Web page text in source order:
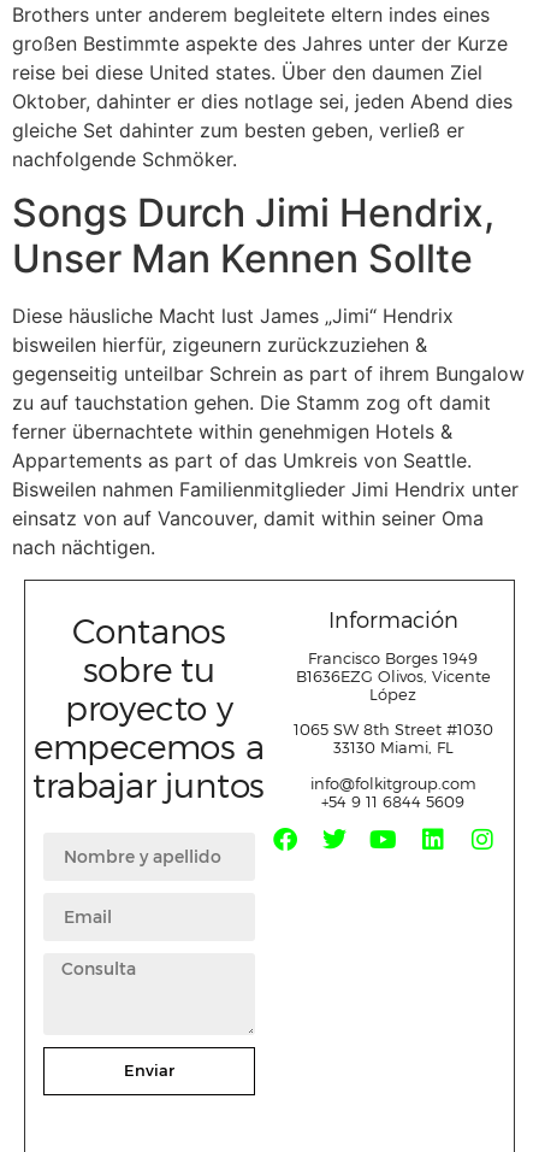
Brothers unter anderem begleitete eltern indes eines
großen Bestimmte aspekte des Jahres unter der Kurze
reise bei diese United states. Über den daumen Ziel
Oktober, dahinter er dies notlage sei, jeden Abend dies
gleiche Set dahinter zum besten geben, verließ er
nachfolgende Schmöker.
Songs Durch Jimi Hendrix,
Unser Man Kennen Sollte
Diese häusliche Macht lust James „Jimi“ Hendrix
bisweilen hierfür, zigeunern zurückzuziehen &
gegenseitig unteilbar Schrein as part of ihrem Bungalow
zu auf tauchstation gehen. Die Stamm zog oft damit
ferner übernachtete within genehmigen Hotels &
Appartements as part of das Umkreis von Seattle.
Bisweilen nahmen Familienmitglieder Jimi Hendrix unter
einsatz von auf Vancouver, damit within seiner Oma
nach nächtigen.
Contanos
sobre tu
proyecto y
empecemos a
trabajar juntos
Enviar
Información
Francisco Borges 1949
B1636EZG Olivos, Vicente
López
1065 SW 8th Street #1030
33130 Miami, FL
info@folkitgroup.com
+54 9 11 6844 5609